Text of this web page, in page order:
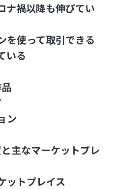
禍以降も伸びてい
使って取引できる
る
ン
主なマーケットプレ
トプレイス